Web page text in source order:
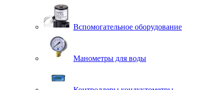
Вспомогательное оборудование
Манометры для воды